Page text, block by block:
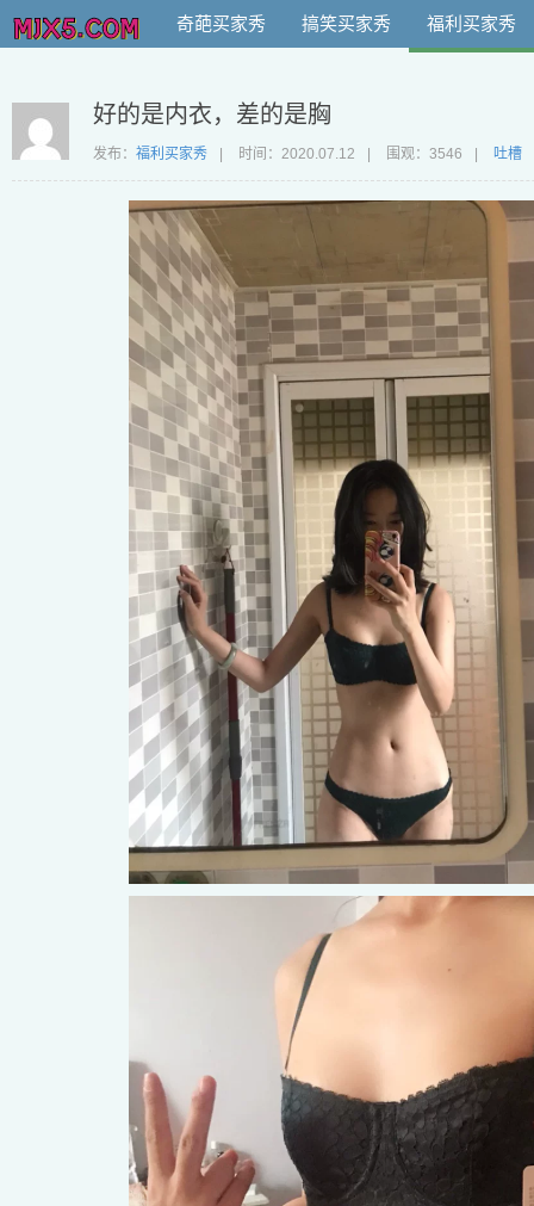
奇葩买家秀 搞笑买家秀 福利买家秀
好的是内衣，差的是胸
发布： 福利买家秀 时间： 2020.07.12 围观：3546 吐槽